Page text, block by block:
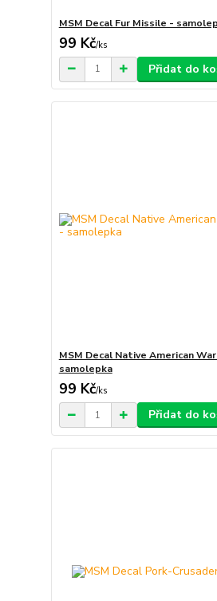
MSM Decal Fur Missile -
99 Kč/ks
Přidat do
MSM Decal Native American
samolepka
99 Kč/ks
Přidat do